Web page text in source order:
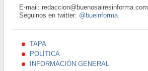
E-mail: redaccion@buenosairesinforma.com
Seguinos en twitter: @bueinforma
TAPA
POLÍTICA
INFORMACIÓN GENERAL